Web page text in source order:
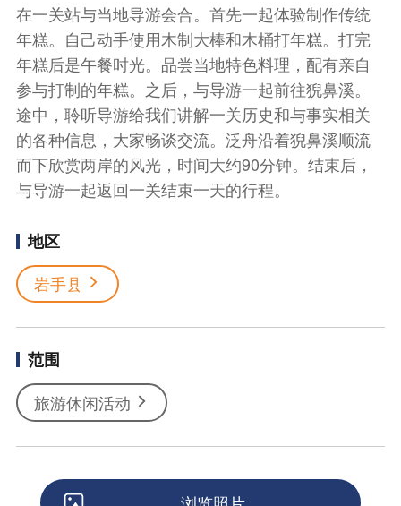
在一关站与当地导游会合。首先一起体验制作传统
年糕。自己动手使用木制大棒和木桶打年糕。打完
年糕后是午餐时光。品尝当地特色料理，配有亲自
参与打制的年糕。之后，与导游一起前往猊鼻溪。
途中，聆听导游给我们讲解一关历史和与事实相关
的各种信息，大家畅谈交流。泛舟沿着猊鼻溪顺流
而下欣赏两岸的风光，时间大约90分钟。结束后，
与导游一起返回一关结束一天的行程。
地区
岩手县
范围
旅游休闲活动